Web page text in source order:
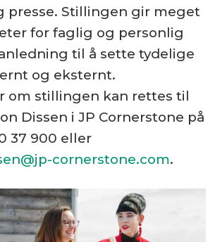
presse. Stillingen gir meget
for faglig og personlig
til å sette tydelige
og eksternt.
om stillingen kan rettes til
Dissen i JP Cornerstone på
37 900 eller
cornerstone.com.